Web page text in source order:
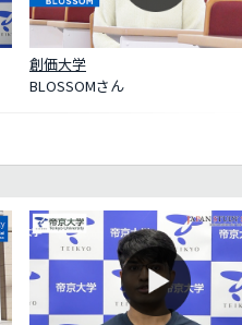
創価大学
BLOSSOMさん